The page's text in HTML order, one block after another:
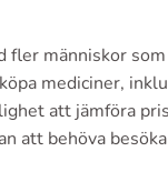
fler människor
mediciner,
att jämföra
att behöva